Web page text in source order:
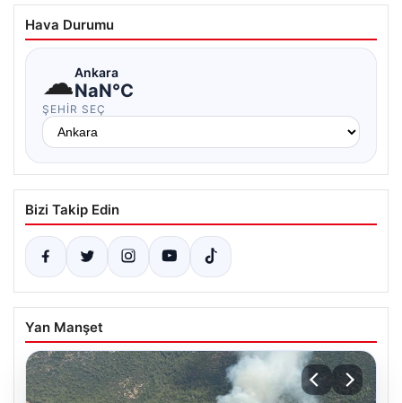
Hava Durumu
☁Ankara
NaN°C
ŞEHIR SEÇ
Bizi Takip Edin
Yan Manşet